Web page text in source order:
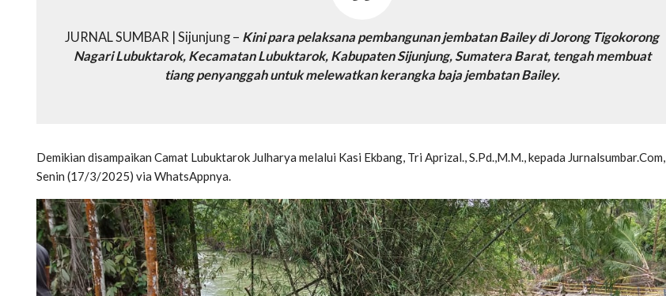
JURNAL SUMBAR | Sijunjung – Kini para pelaksana pembangunan jembatan Bailey di Jorong Tigokorong
Nagari Lubuktarok, Kecamatan Lubuktarok, Kabupaten Sijunjung, Sumatera Barat, tengah membuat
tiang penyanggah untuk melewatkan kerangka baja jembatan Bailey.
Demikian disampaikan Camat Lubuktarok Julharya melalui Kasi Ekbang, Tri Aprizal., S.Pd.,M.M., kepada Jurnalsumbar.Com,
Senin (17/3/2025) via WhatsAppnya.